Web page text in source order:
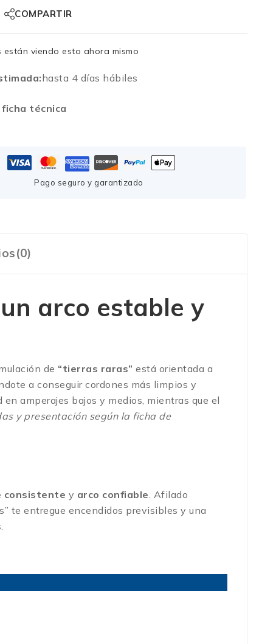
COMPARTIR
están viendo esto ahora mismo
hasta 4 días hábiles
técnica
Pago seguro y garantizado
arco estable y
de “tierras raras” está orientada a
a conseguir cordones más limpios y
amperajes bajos y medios, mientras que el
y presentación según la ficha de
consistente y arco confiable. Afilado
te entregue encendidos previsibles y una